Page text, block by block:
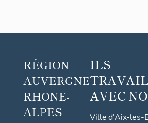
RÉGION
AUVERGNE
RHONE-
ALPES
ILS
AVEC
Ville d'Aix-les-